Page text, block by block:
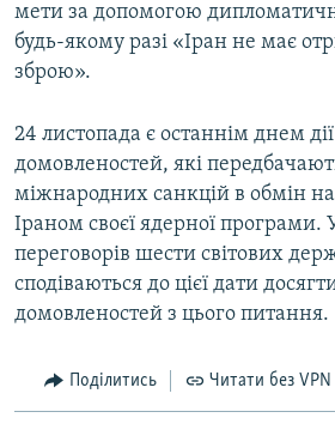
мети за допомогою
будь-якому разі «Іран не має
зброю».
24 листопада є останнім днем
домовленостей, які
міжнародних санкцій в обмін
Іраном своєї ядерної програми.
переговорів шести світових
сподіваються до цієї дати
домовленостей з цього питання.
Поділитись Читати без VPN